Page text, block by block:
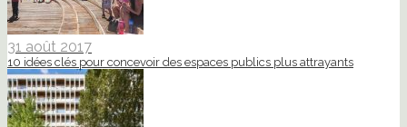
31 août 2017
10 idées clés pour concevoir des espaces publics plus attrayants